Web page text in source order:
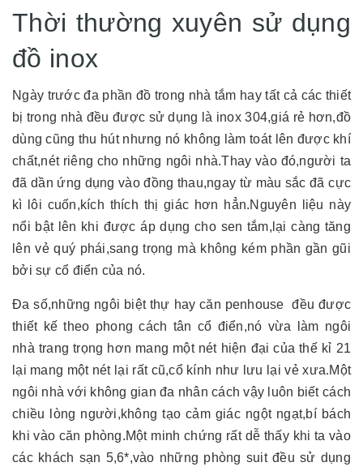
Thời thường xuyên sử dụng
đồ inox
Ngày trước đa phần đồ trong nhà tắm hay tất cả các thiết
bị trong nhà đều được sử dụng là inox 304,giá rẻ hơn,đồ
dùng cũng thu hút nhưng nó không làm toát lên được khí
chất,nét riêng cho những ngôi nhà.Thay vào đó,người ta
đã dần ứng dụng vào đồng thau,ngay từ màu sắc đã cực
kì lôi cuốn,kích thích thị giác hơn hẳn.Nguyên liệu này
nổi bật lên khi được áp dụng cho sen tắm,lại càng tăng
lên vẻ quý phái,sang trọng mà không kém phần gần gũi
bởi sự cổ điển của nó.
Đa số,những ngôi biệt thự hay căn penhouse đều được
thiết kế theo phong cách tân cổ điển,nó vừa làm ngôi
nhà trang trọng hơn mang một nét hiện đại của thế kỉ 21
lại mang một nét lại rất cũ,cổ kính như lưu lại vẻ xưa.Một
ngôi nhà với không gian đa nhân cách vậy luôn biết cách
chiều lòng người,không tạo cảm giác ngột ngạt,bí bách
khi vào căn phòng.Một minh chứng rất dễ thấy khi ta vào
các khách sạn 5,6*,vào những phòng suit đều sử dụng